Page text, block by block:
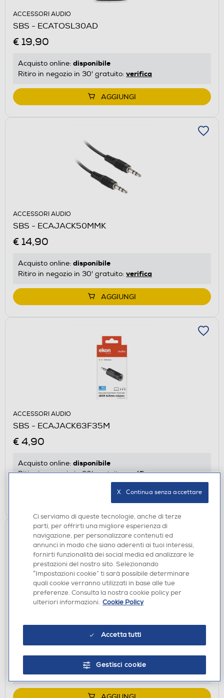
ACCESSORI AUDIO
SBS - ECATOSL30AD
€ 19,90
Acquisto online: disponibile
Ritiro in negozio in 30' gratuito: verifica
AGGIUNGI
ACCESSORI AUDIO
SBS - ECAJACK50MMK
€ 14,90
Acquisto online: disponibile
Ritiro in negozio in 30' gratuito: verifica
AGGIUNGI
ACCESSORI AUDIO
SBS - ECAJACK63F35M
€ 4,90
Acquisto online: disponibile
Ritiro in negozio in 30' gratuito:verifica
AGGIUNGI
SBS - ECAJACKX10MMK
€ 6,90
disponibile
Ritiro in negozio in 30' gratuito:verifica
Ci serviamo di queste tecnologie, anche di terze
parti, per offrirti una migliore esperienza di
navigazione, per personalizzare contenuti ed
annunci in modo che siano aderenti ai tuoi interessi,
fornirti funzionalità dei social media ed analizzare le
prestazioni del nostro sito. Selezionando
“Impostazioni cookie” ti sarà possibile determinare
quali cookie verranno utilizzati in base alle tue
preferenze. Consulta la nostra cookie policy per
ulteriori informazioni. Cookie Policy
Accetta tutti
Gestisci cookie
X   Continua senza accettare